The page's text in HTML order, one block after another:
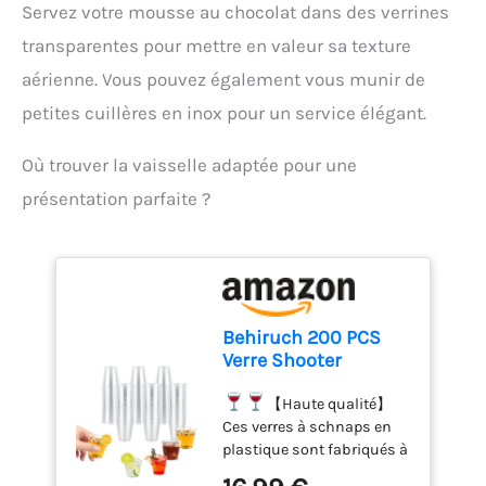
accessoires. Compact et
pratique pour un usage
câble de 1 mètre et d'un
design compact, ce mixeur
parfait pour toutes vos
tâches de cuisine.
Servez votre mousse au chocolat dans des verrines
transparentes pour mettre en valeur sa texture
aérienne. Vous pouvez également vous munir de
petites cuillères en inox pour un service élégant.
Où trouver la vaisselle adaptée pour une
présentation parfaite ?
Behiruch 200 PCS
Verre Shooter
Verres à Liqueur
Verre a Shot
【Haute qualité】
Ces verres à schnaps en
plastique sont fabriqués à